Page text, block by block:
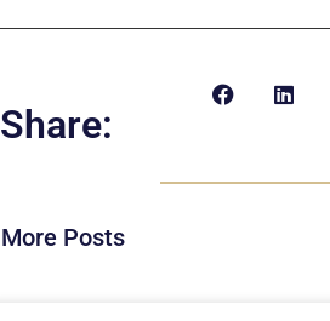
Share:
More Posts